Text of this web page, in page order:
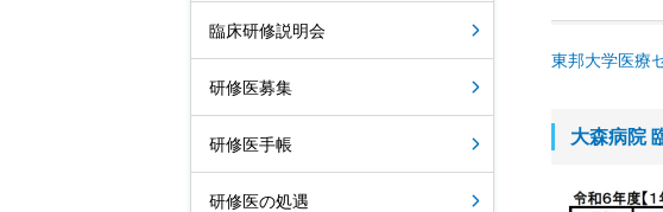
東邦大学医療
大森病院
臨床研修説明会
研修医募集
研修医手帳
研修医の処遇